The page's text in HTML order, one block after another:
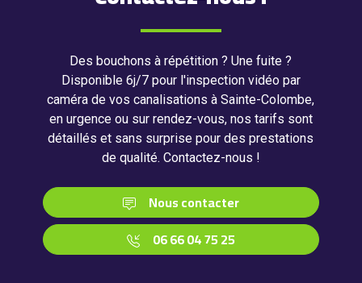
Des bouchons à répétition ? Une fuite ?
Disponible 6j/7 pour l'inspection vidéo par
caméra de vos canalisations à Sainte-Colombe,
en urgence ou sur rendez-vous, nos tarifs sont
détaillés et sans surprise pour des prestations
de qualité. Contactez-nous !
Nous contacter
06 66 04 75 25